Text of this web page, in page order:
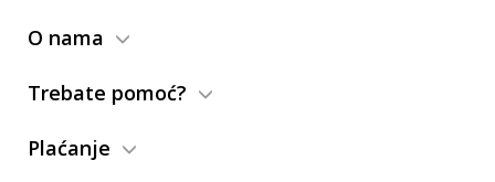
O nama
Trebate pomoć?
Plaćanje